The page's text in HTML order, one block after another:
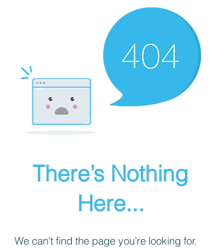
There’s Nothing
Here...
We can’t find the page you’re looking for.